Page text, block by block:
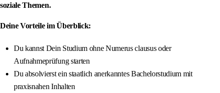
soziale Themen.
Deine Vorteile im Überblick:
Du kannst Dein Studium ohne Numerus clausus oder
Aufnahmeprüfung starten
Du absolvierst ein staatlich anerkanntes Bachelorstudium mit
praxisnahen Inhalten